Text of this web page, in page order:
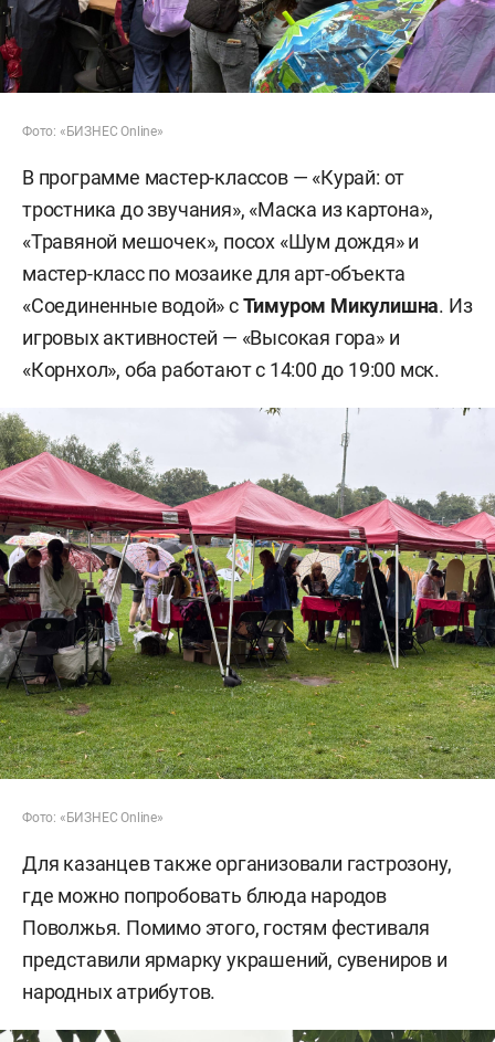
Фото: «БИЗНЕС Online»
В программе мастер-классов — «Курай: от
тростника до звучания», «Маска из картона»,
«Травяной мешочек», посох «Шум дождя» и
мастер-класс по мозаике для арт-объекта
«Соединенные водой» сТимуром Микулишна. Из
игровых активностей — «Высокая гора» и
«Корнхол», оба работают с 14:00 до 19:00 мск.
Фото: «БИЗНЕС Online»
Для казанцев также организовали гастрозону,
где можно попробовать блюда народов
Поволжья. Помимо этого, гостям фестиваля
представили ярмарку украшений, сувениров и
народных атрибутов.